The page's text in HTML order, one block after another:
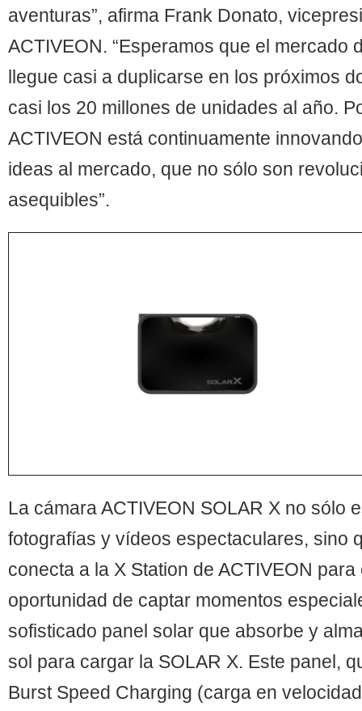
aventuras”, afirma Frank Donato,
ACTIVEON. “Esperamos que el mercado
llegue casi a duplicarse en los próximos
casi los 20 millones de unidades al año.
ACTIVEON está continuamente
ideas al mercado, que no sólo son
asequibles”.
La cámara ACTIVEON SOLAR X no sólo
fotografías y vídeos espectaculares, sino
conecta a la X Station de ACTIVEON
oportunidad de captar momentos
sofisticado panel solar que absorbe y
sol para cargar la SOLAR X. Este panel,
Burst Speed Charging (carga en